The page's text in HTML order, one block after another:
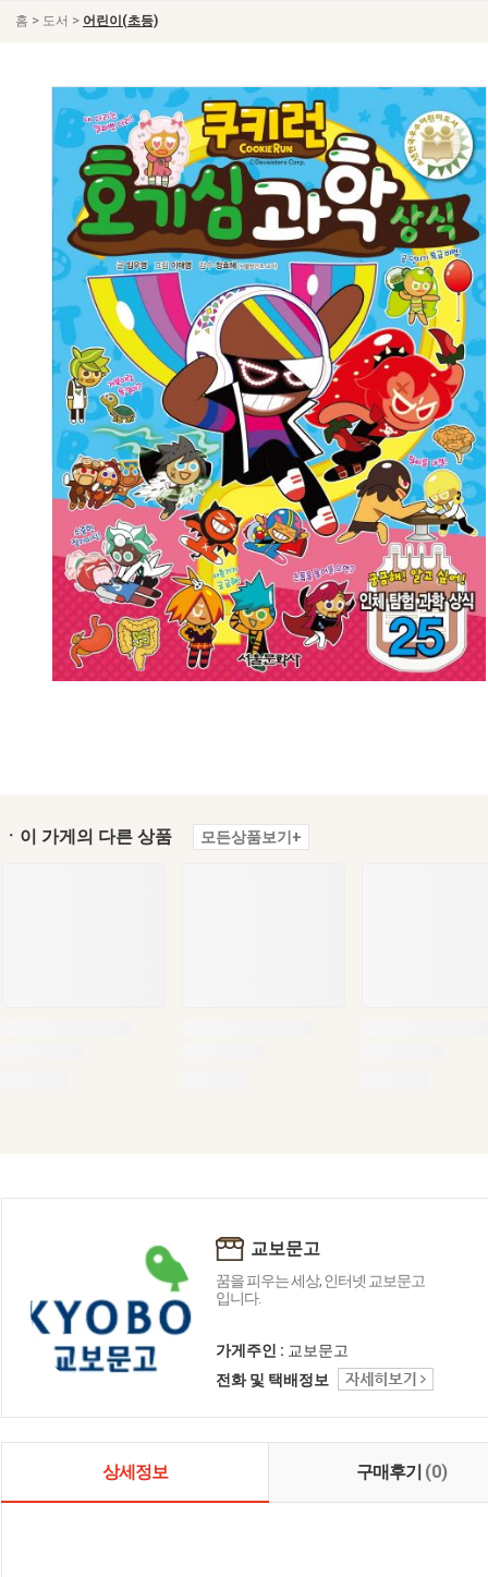
홈 > 도서 > 어린이(초등)
ㆍ이 가게의 다른 상품 모든상품보기+
교보문고
꿈을 피우는 세상, 인터넷 교보문고
입니다.
가게주인 : 교보문고
전화 및 택배정보
상세정보 구매후기 (0)